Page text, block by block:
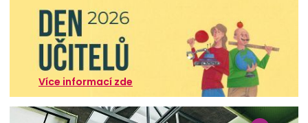
Více informací zde